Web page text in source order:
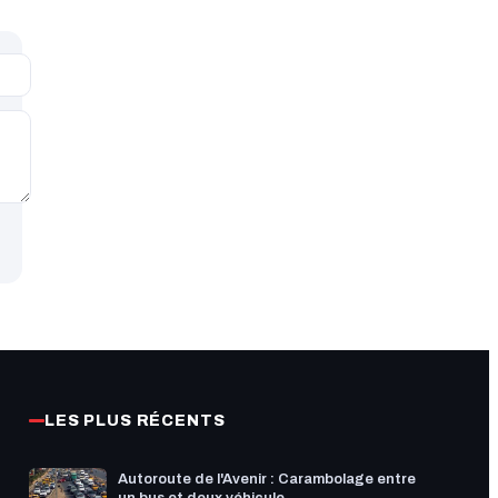
LES PLUS RÉCENTS
Autoroute de l'Avenir : Carambolage entre